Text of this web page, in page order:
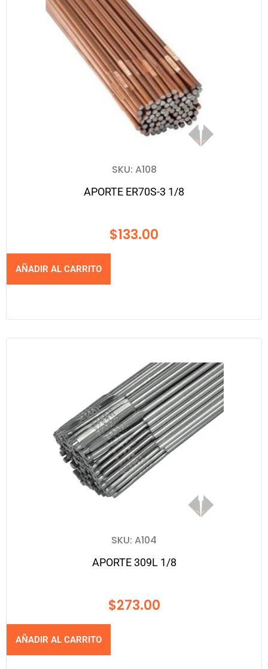
SKU: A108
APORTE ER70S-3 1/8
$133.00
AÑADIR AL CARRITO
SKU: A104
APORTE 309L 1/8
$273.00
AÑADIR AL CARRITO